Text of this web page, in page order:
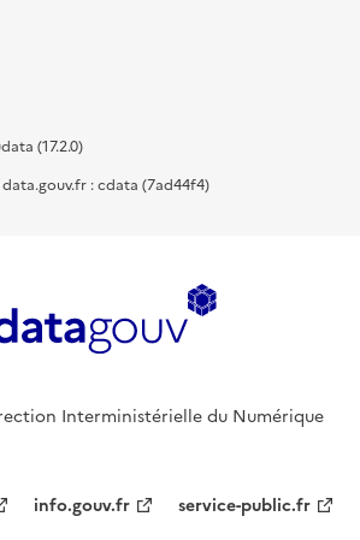
(17.2.0)
: cdata (7ad44f4)
Interministérielle du Numérique
info.gouv.fr service-public.fr